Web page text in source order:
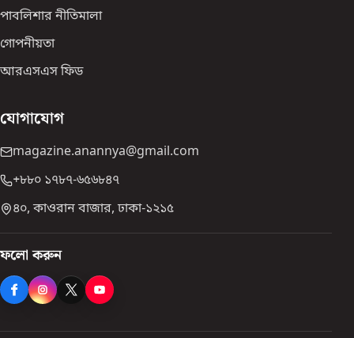
পাবলিশার নীতিমালা
গোপনীয়তা
আরএসএস ফিড
যোগাযোগ
magazine.anannya@gmail.com
+৮৮০ ১৭৮৭-৬৫৬৮৪৭
৪০, কাওরান বাজার, ঢাকা-১২১৫
ফলো করুন